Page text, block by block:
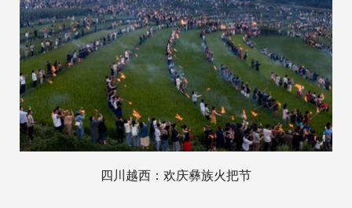
四川越西：欢庆彝族火把节